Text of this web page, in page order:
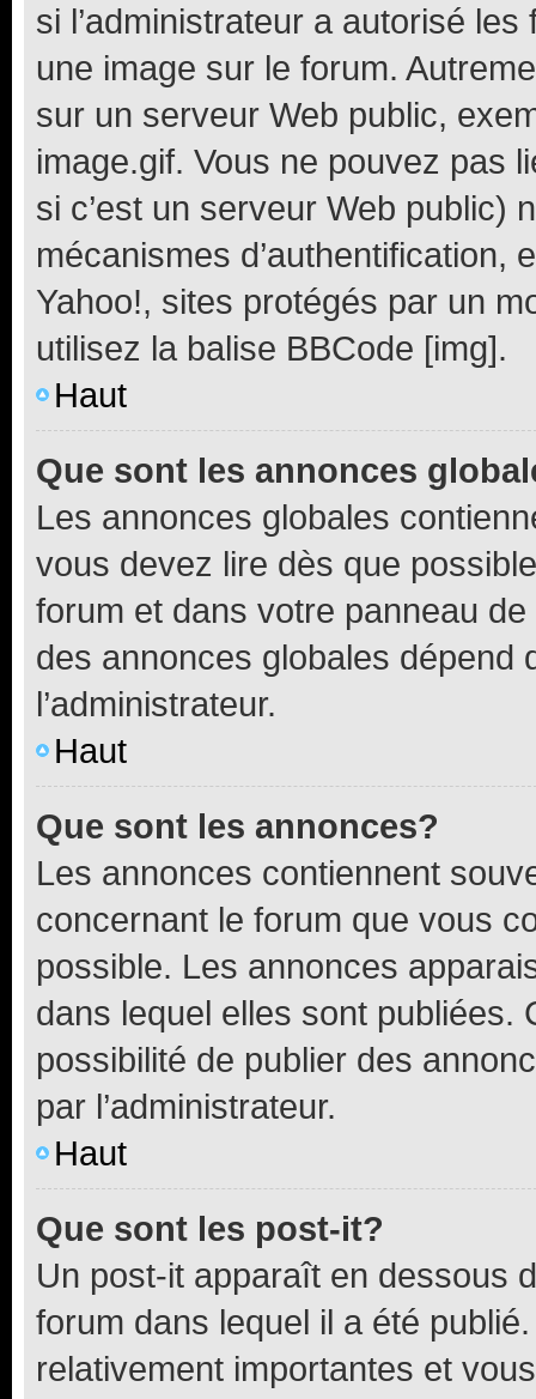
si l’administrateur a autorisé
une image sur le forum.
sur un serveur Web public,
image.gif. Vous ne pouvez pas
si c’est un serveur Web public)
mécanismes d’authentification,
Yahoo!, sites protégés par un
utilisez la balise BBCode [img].
Haut
Que sont les annonces
Les annonces globales
vous devez lire dès que
forum et dans votre panneau
des annonces globales dépend
l’administrateur.
Haut
Que sont les annonces?
Les annonces contiennent
concernant le forum que vous
possible. Les annonces
dans lequel elles sont publiées.
possibilité de publier des
par l’administrateur.
Haut
Que sont les post-it?
Un post-it apparaît en dessous
forum dans lequel il a été
relativement importantes et